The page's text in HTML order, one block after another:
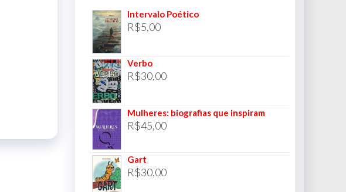
Intervalo Poético
R$5,00
Verbo
R$30,00
Mulheres: biografias que inspiram
R$45,00
Gart
R$30,00